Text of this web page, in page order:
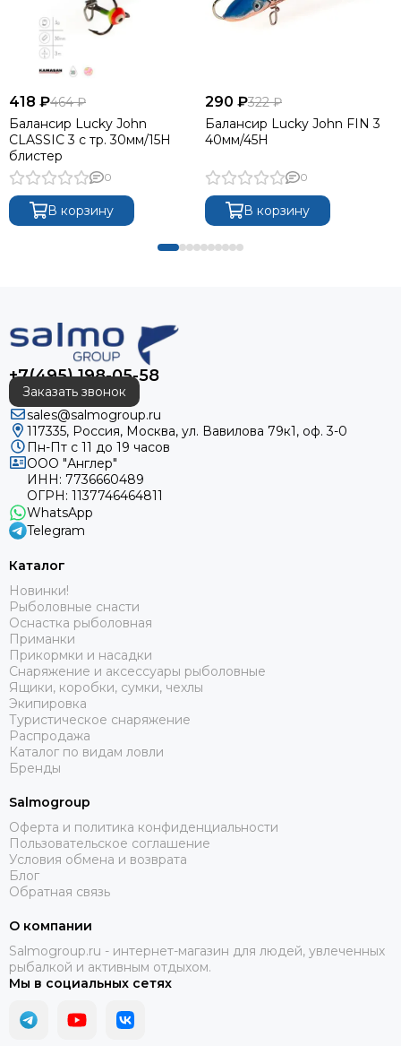
418 ₽464 ₽
Балансир Lucky John
CLASSIC 3 с тр. 30мм/15H
блистер
0
В корзину
290 ₽322 ₽
Балансир Lucky John FIN 3
40мм/45H
0
В корзину
+7(495) 198-05-58
Заказать звонок
sales@salmogroup.ru
117335, Россия, Москва, ул. Вавилова 79к1, оф. 3-0
Пн-Пт с 11 до 19 часов
ООО "Англер"
ИНН: 7736660489
ОГРН: 1137746464811
WhatsApp
Telegram
Каталог
Новинки!
Рыболовные снасти
Оснастка рыболовная
Приманки
Прикормки и насадки
Снаряжение и аксессуары рыболовные
Ящики, коробки, сумки, чехлы
Экипировка
Туристическое снаряжение
Распродажа
Каталог по видам ловли
Бренды
Salmogroup
Оферта и политика конфиденциальности
Пользовательское соглашение
Условия обмена и возврата
Блог
Обратная связь
О компании
Salmogroup.ru - интернет-магазин для людей, увлеченных
рыбалкой и активным отдыхом.
Мы в социальных сетях